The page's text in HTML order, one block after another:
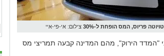
טויוטה פריוס, המס הופחת ל-30% צילום: אי-פי-איי
"המדד הירוק", מהם המדינה קבעה תמריצי מס